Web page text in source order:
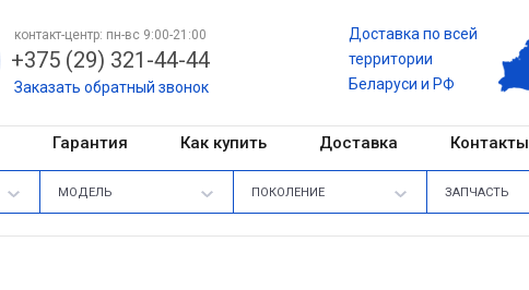
контакт-центр: пн-вс 9:00-21:00
+375 (29) 321-44-44
Заказать обратный звонок
Доставка по всей
территории
Беларуси и РФ
Гарантия Как купить Доставка Контакты
МОДЕЛЬ ПОКОЛЕНИЕ ЗАПЧАСТЬ